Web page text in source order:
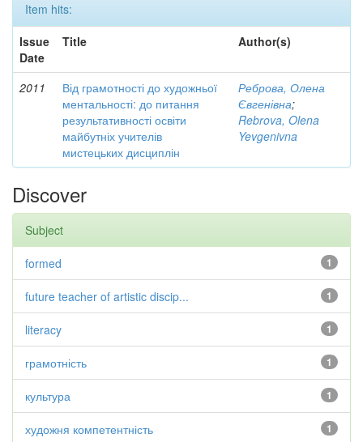
Item hits:
Issue
Date
Title Author(s)
2011
Від грамотності до художньої
ментальності: до питання
результативності освіти
майбутніх учителів
мистецьких дисциплін
Реброва, Олена
Євгенівна;
Rebrova, Olena
Yevgenivna
Discover
Subject
1
formed
1
future teacher of artistic discip...
1
literacy
1
грамотність
1
культура
1
художня компетентність